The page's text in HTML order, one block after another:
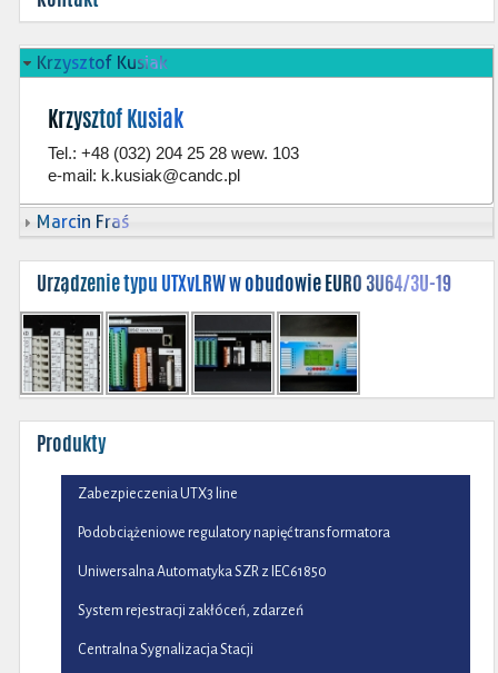
Krzysztof Kusiak
Krzysztof Kusiak
Tel.: +48 (032) 204 25 28 wew. 103
e-mail: k.kusiak@candc.pl
Marcin Fraś
Urządzenie typu UTXvLRW w obudowie EURO 3U64/3U-19
Produkty
Zabezpieczenia UTX3 line
Podobciążeniowe regulatory napięć transformatora
Uniwersalna Automatyka SZR z IEC61850
System rejestracji zakłóceń, zdarzeń
Centralna Sygnalizacja Stacji